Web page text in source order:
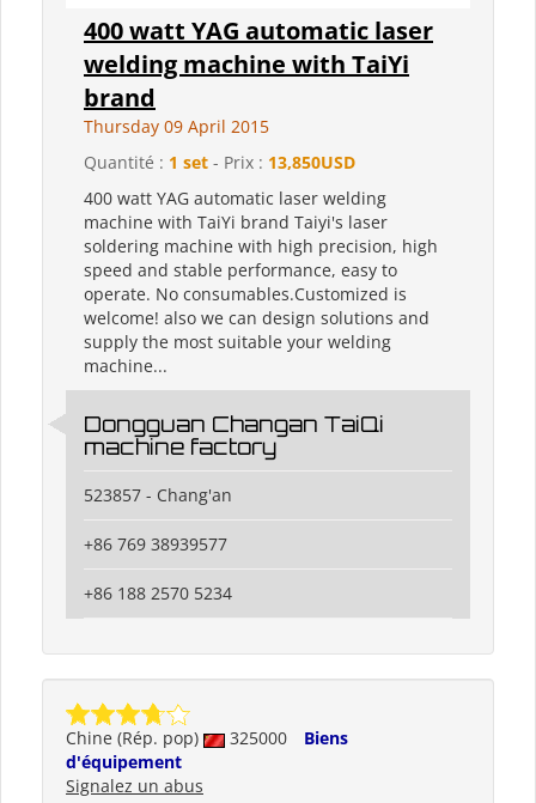
400 watt YAG automatic laser
welding machine with TaiYi
brand
Thursday 09 April 2015
Quantité : 1 set - Prix : 13,850USD
400 watt YAG automatic laser welding
machine with TaiYi brand Taiyi's laser
soldering machine with high precision, high
speed and stable performance, easy to
operate. No consumables.Customized is
welcome! also we can design solutions and
supply the most suitable your welding
machine...
Dongguan Changan TaiQi
machine factory
523857 - Chang'an
+86 769 38939577
+86 188 2570 5234
Chine (Rép. pop) 325000
Biens
d'équipement
Signalez un abus